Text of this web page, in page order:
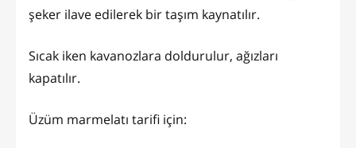
şeker ilave edilerek bir taşım kaynatılır.
Sıcak iken kavanozlara doldurulur, ağızları
kapatılır.
Üzüm marmelatı tarifi için: